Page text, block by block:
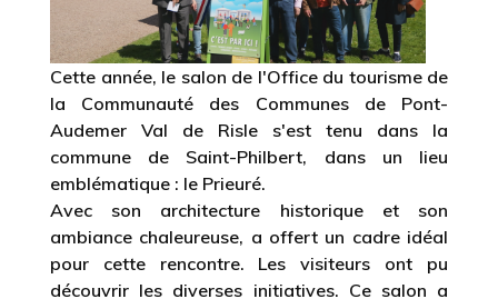
Cette année, le salon de l'Office du tourisme de
la Communauté des Communes de Pont-
Audemer Val de Risle s'est tenu dans la
commune de Saint-Philbert, dans un lieu
emblématique : le Prieuré.
Avec son architecture historique et son
ambiance chaleureuse, a offert un cadre idéal
pour cette rencontre. Les visiteurs ont pu
découvrir les diverses initiatives. Ce salon a